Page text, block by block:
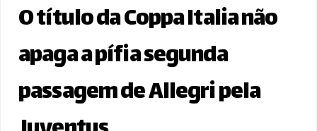
O título da Coppa Italia não
apaga a pífia segunda
passagem de Allegri pela